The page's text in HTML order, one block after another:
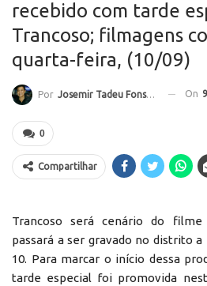
recebido com tarde
Trancoso; filmagens
quarta-feira, (10/09)
Por Josemir Tadeu Fonseca On
0
Compartilhar
Trancoso será cenário do filme
passará a ser gravado no distrito
10. Para marcar o início dessa
tarde especial foi promovida